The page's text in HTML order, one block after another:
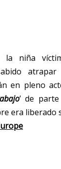
la niña
atrapar
en pleno
’ de
era liberado